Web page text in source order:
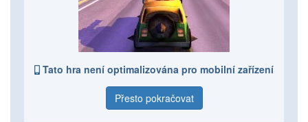
Tato hra není optimalizována pro mobilní zařízení
Přesto pokračovat